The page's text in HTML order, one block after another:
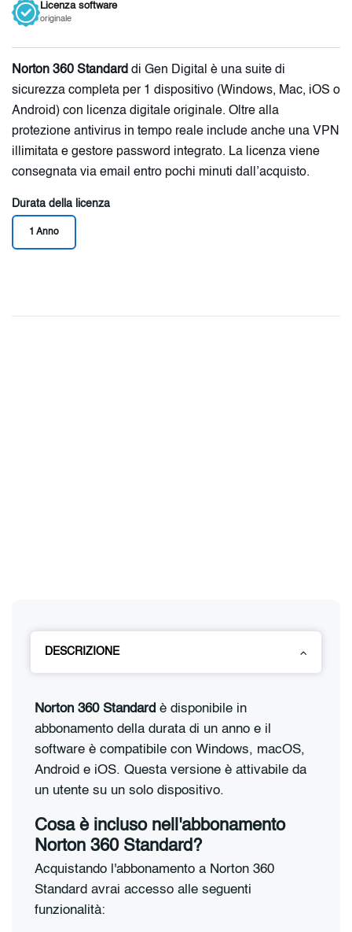
Licenza software
originale
Norton 360 Standard di Gen Digital è una suite di
sicurezza completa per 1 dispositivo (Windows, Mac, iOS o
Android) con licenza digitale originale. Oltre alla
protezione antivirus in tempo reale include anche una VPN
illimitata e gestore password integrato. La licenza viene
consegnata via email entro pochi minuti dall’acquisto.
Durata della licenza
1 Anno
DESCRIZIONE
Norton 360 Standard è disponibile in
abbonamento della durata di un anno e il
software è compatibile con Windows, macOS,
Android e iOS. Questa versione è attivabile da
un utente su un solo dispositivo.
Cosa è incluso nell'abbonamento
Norton 360 Standard?
Acquistando l'abbonamento a Norton 360
Standard avrai accesso alle seguenti
funzionalità: